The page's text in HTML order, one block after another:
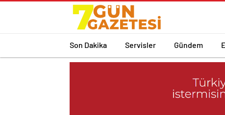
Son Dakika Servisler Gündem